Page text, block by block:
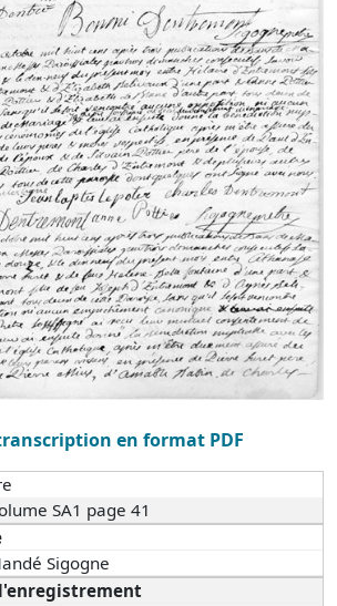
en format PDF
SA1 page 41
Sigogne